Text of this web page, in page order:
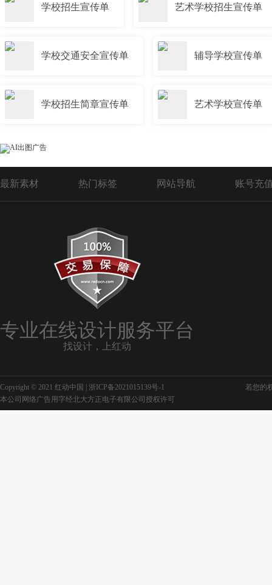
学校招生宣传单 艺术学校招生宣传单
学校交通安全宣传单 辅导学校宣传单
学校招生简章宣传单 艺术学校宣传单
三折页学校宣传单
艺术学校宣传单模板 学校活动宣传单
学校活动宣传单
英语学校宣传单
英语学校招生宣传单
学校宣传单模板背景
最新素材 热门标签 网站导航 账号充
专业在线设计服务平台
找设计，上红动
Copyright © 2021 红动中国 | 浙ICP备2021015139号-1
若您的
本公司网络广告用字经北大方正电子有限公司授权许可